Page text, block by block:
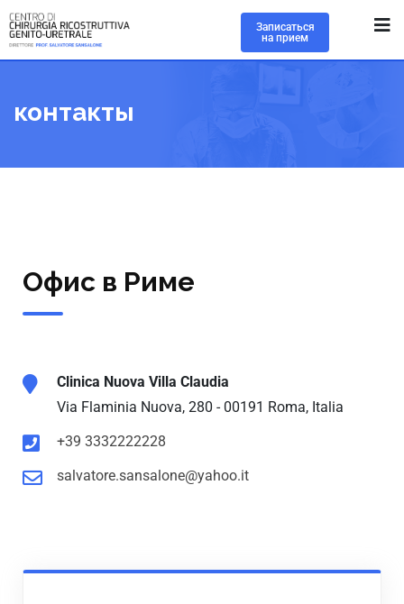
Записаться
на прием
контакты
Офис в Риме
Clinica Nuova Villa Claudia
Via Flaminia Nuova, 280 - 00191 Roma, Italia
+39 3332222228
salvatore.sansalone@yahoo.it